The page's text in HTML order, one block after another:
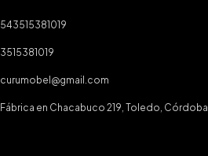
543515381019
3515381019
curumobel@gmail.com
Fábrica en Chacabuco 219, Toledo, Córdoba